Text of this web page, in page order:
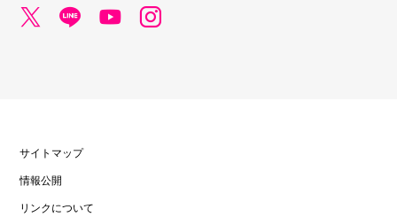
サイトマップ
情報公開
リンクについて